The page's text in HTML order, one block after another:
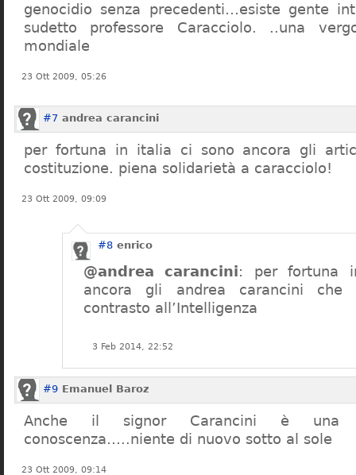
genocidio senza precedenti…esiste gente
sudetto professore Caracciolo. ..una
mondiale
23 Ott 2009, 05:26
#7 andrea carancini
per fortuna in italia ci sono ancora gli
costituzione. piena solidarietà a caracciolo!
23 Ott 2009, 09:09
#8 enrico
@andrea carancini: per fortuna
ancora gli andrea carancini
contrasto all’Intelligenza
3 Feb 2014, 22:52
#9 Emanuel Baroz
Anche il signor Carancini è una
conoscenza…..niente di nuovo sotto al sole
23 Ott 2009, 09:14